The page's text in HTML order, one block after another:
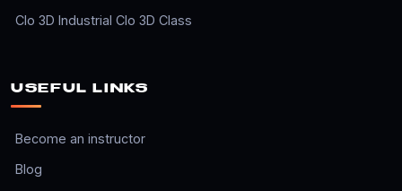
Clo 3D Industrial Clo 3D Class
USEFUL LINKS
Become an instructor
Blog